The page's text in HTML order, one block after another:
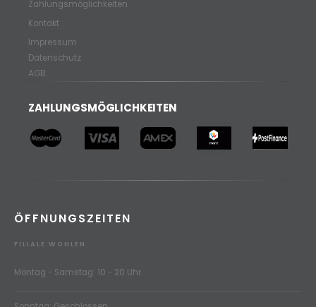
Zahlungsmöglichkeiten
Kontakt
Impressum
Datenschutz
AGB
ZAHLUNGSMÖGLICHKEITEN
ÖFFNUNGSZEITEN
FILIALE WOHLEN
Montag - Samstag: 10 - 20 Uhr